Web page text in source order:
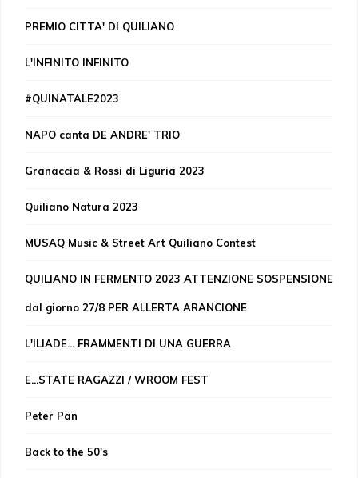
PREMIO CITTA' DI QUILIANO
L'INFINITO INFINITO
#QUINATALE2023
NAPO canta DE ANDRE' TRIO
Granaccia & Rossi di Liguria 2023
Quiliano Natura 2023
MUSAQ Music & Street Art Quiliano Contest
QUILIANO IN FERMENTO 2023 ATTENZIONE SOSPENSIONE
dal giorno 27/8 PER ALLERTA ARANCIONE
L'ILIADE... FRAMMENTI DI UNA GUERRA
E...STATE RAGAZZI / WROOM FEST
Peter Pan
Back to the 50's